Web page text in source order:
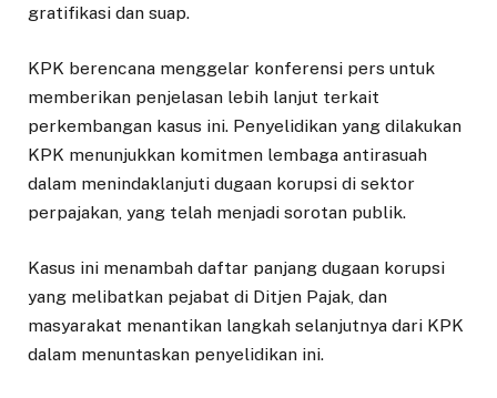
gratifikasi dan suap.
KPK berencana menggelar konferensi pers untuk
memberikan penjelasan lebih lanjut terkait
perkembangan kasus ini. Penyelidikan yang dilakukan
KPK menunjukkan komitmen lembaga antirasuah
dalam menindaklanjuti dugaan korupsi di sektor
perpajakan, yang telah menjadi sorotan publik.
Kasus ini menambah daftar panjang dugaan korupsi
yang melibatkan pejabat di Ditjen Pajak, dan
masyarakat menantikan langkah selanjutnya dari KPK
dalam menuntaskan penyelidikan ini.